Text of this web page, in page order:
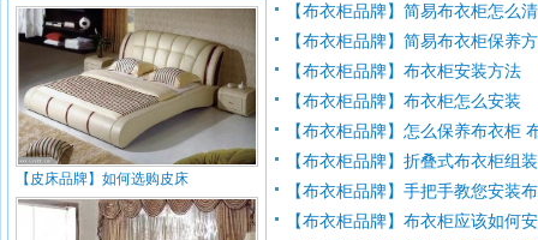
【皮床品牌】如何选购皮床
【布衣柜品牌】简易布衣柜怎么
【布衣柜品牌】简易布衣柜保养
【布衣柜品牌】布衣柜安装方法
【布衣柜品牌】布衣柜怎么安装
【布衣柜品牌】怎么保养布衣柜
【布衣柜品牌】折叠式布衣柜组
【布衣柜品牌】手把手教您安装
【布衣柜品牌】布衣柜应该如何